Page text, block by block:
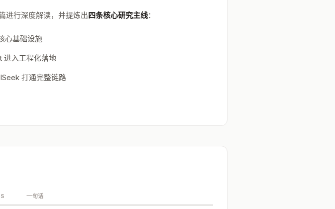
进行深度解读，并提炼出四条核心研究主线：
心基础设施
进入工程化落地
打通完整链路
一句话